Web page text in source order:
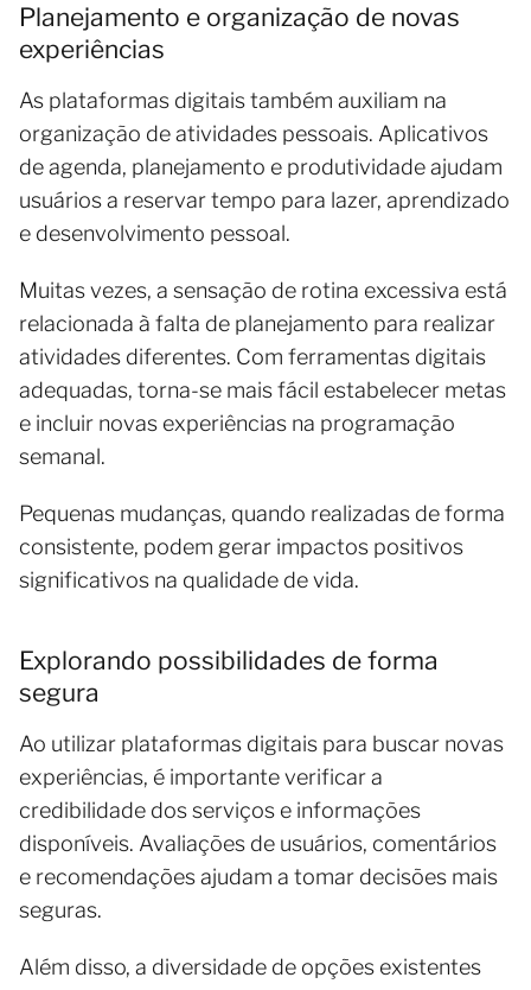
Planejamento e organização de novas
experiências
As plataformas digitais também auxiliam na
organização de atividades pessoais. Aplicativos
de agenda, planejamento e produtividade ajudam
usuários a reservar tempo para lazer, aprendizado
e desenvolvimento pessoal.
Muitas vezes, a sensação de rotina excessiva está
relacionada à falta de planejamento para realizar
atividades diferentes. Com ferramentas digitais
adequadas, torna-se mais fácil estabelecer metas
e incluir novas experiências na programação
semanal.
Pequenas mudanças, quando realizadas de forma
consistente, podem gerar impactos positivos
significativos na qualidade de vida.
Explorando possibilidades de forma
segura
Ao utilizar plataformas digitais para buscar novas
experiências, é importante verificar a
credibilidade dos serviços e informações
disponíveis. Avaliações de usuários, comentários
e recomendações ajudam a tomar decisões mais
seguras.
Além disso, a diversidade de opções existentes